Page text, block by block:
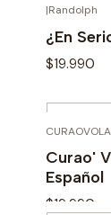
Quantity
|Randolph
¿En
$19.990
Quantity
Curao'
Español
$19.990